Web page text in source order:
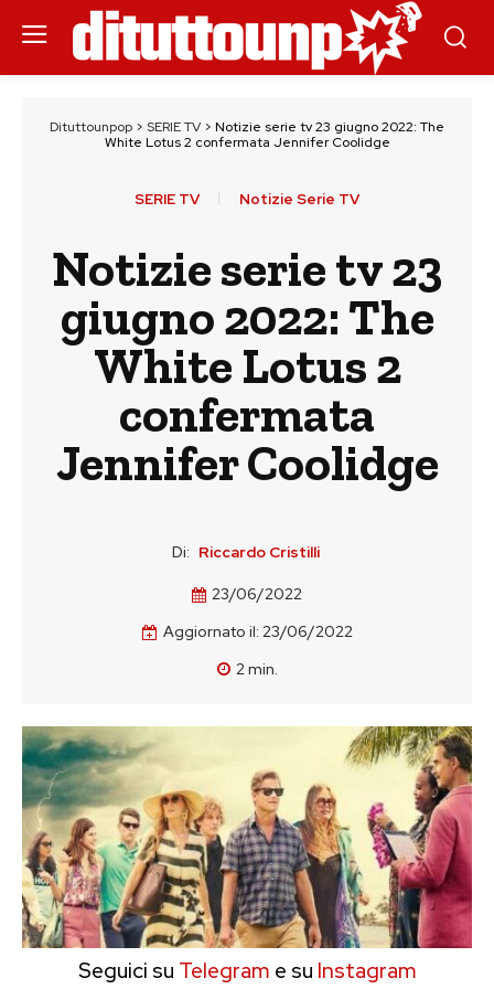
Dituttounpop > SERIE TV > Notizie serie tv 23 giugno 2022: The
White Lotus 2 confermata Jennifer Coolidge
SERIE TV Notizie Serie TV
Notizie serie tv 23
giugno 2022: The
White Lotus 2
confermata
Jennifer Coolidge
Di: Riccardo Cristilli
23/06/2022
Aggiornato il: 23/06/2022
2min.
Seguici su Telegram e su Instagram